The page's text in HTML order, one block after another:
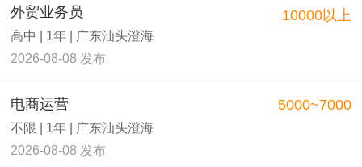
外贸业务员
高中 | 1年 | 广东汕头澄海
2026-08-08 发布
10000以上
电商运营
不限 | 1年 | 广东汕头澄海
2026-08-08 发布
5000~7000